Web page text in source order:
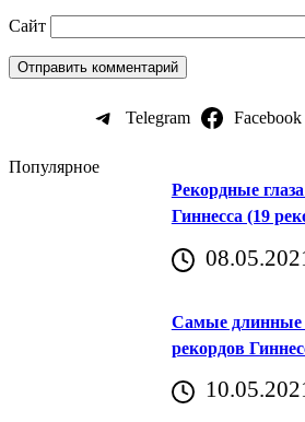
Сайт
Telegram Facebook
Популярное
Рекордные
Гиннесса (19
Самые длинные
рекордов